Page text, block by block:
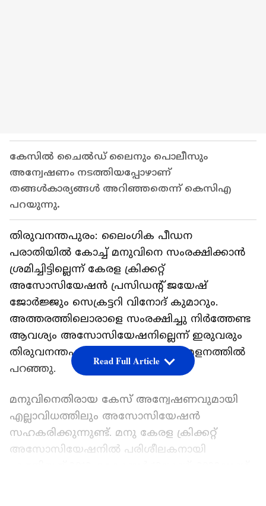
കേസില്‍ ചൈല്‍ഡ് ലൈനും പൊലീസും
അന്വേഷണം നടത്തിയപ്പോഴാണ്
തങ്ങള്‍കാര്യങ്ങള്‍ അറിഞ്ഞതെന്ന് കെസിഎ
പറയുന്നു.
തിരുവനന്തപുരം: ലൈംഗിക പീഡന
പരാതിയില്‍ കോച്ച് മനുവിനെ സംരക്ഷിക്കാന്‍
ശ്രമിച്ചിട്ടില്ലെന്ന് കേരള ക്രിക്കറ്റ്
അസോസിയേഷന്‍ പ്രസിഡന്റ് ജയേഷ്
ജോര്‍ജ്ജും സെക്രട്ടറി വിനോദ് കുമാറും.
അത്തരത്തിലൊരാളെ സംരക്ഷിച്ചു നിര്‍ത്തേണ്ട
ആവശ്യം അസോസിയേഷനില്ലെന്ന് ഇരുവരും
തിരുവനന്തപുരത്ത് വാര്‍ത്താ സമ്മേളനത്തില്‍
പറഞ്ഞു.
മനുവിനെതിരായ കേസ് അന്വേഷണവുമായി
എല്ലാവിധത്തിലും അസോസിയേഷന്‍
സഹകരിക്കുന്നുണ്ട്. മനു കേരള ക്രിക്കറ്റ്
അസോസിയേഷനില്‍ പരിശീലകനായി
Read Full Article